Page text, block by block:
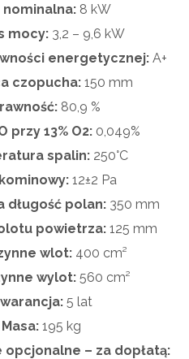
nominalna: 8 kW
mocy: 3,2 – 9,6 kW
energetycznej: A+
czopucha: 150 mm
80,9 %
przy 13% O2: 0,049%
spalin: 250°C
12±2 Pa
długość polan: 350 mm
powietrza: 125 mm
wlot: 400 cm²
wylot: 560 cm²
5 lat
Masa: 195 kg
opcjonalne – za dopłatą: